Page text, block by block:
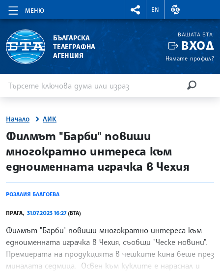
МЕНЮ
RIGHTMENU.SOCIAL
EN
ВАЛУТНИ
БЪЛГАРСКА
ТЕЛЕГРАФНА
АГЕНЦИЯ
ВАШАТА БТА
ВХОД
Нямате профил?
Начало ЛИК
site.bta
Филмът "Барби" повиши
многократно интереса към
едноименната играчка в Чехия
РОЗАЛИЯ БЛАГОЕВА
ПРАГА, 31.07.2023 16:27(БТА)
Филмът "Барби" повиши многократно интереса към
едноименната играчка в Чехия, съобщи "Ческе новини".
Премиерата на продукцията в чешките кина беше през
миналата седмица. Освен към куклите е нараснал и